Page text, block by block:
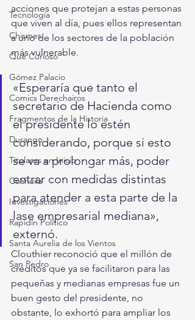
Tecnología
Chismes
Qué Curioso
Gómez Palacio
Comics Derechairos
Fragmentos de la Historia
Durango
Titulares en Inicio
Coahuila
Investigaciones
Rapidín Político
Santa Aurelia de los Vientos
San Pedro
acciones que protejan a estas personas
que viven al día, pues ellos representan
a uno de los sectores de la población
más vulnerable.
«Esperaría que tanto el
secretario de Hacienda como
el presidente lo estén
considerando, porque si esto
se va a prolongar más, poder
entrar con medidas distintas
para atender a esta parte de la
lase empresarial mediana»,
externó.
Clouthier reconoció que el millón de
créditos que ya se facilitaron para las
pequeñas y medianas empresas fue un
buen gesto del presidente, no
obstante, lo exhortó para ampliar los